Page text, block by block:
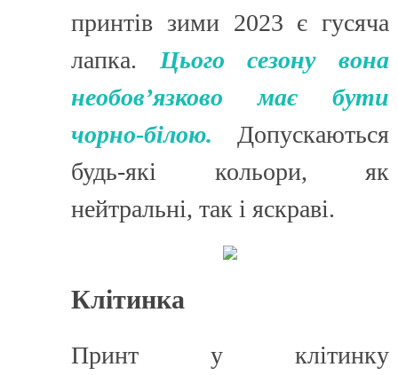
принтів зими 2023 є гусяча
лапка. Цього сезону вона
необов’язково має бути
чорно-білою. Допускаються
будь-які кольори, як
нейтральні, так і яскраві.
Клітинка
Принт у клітинку